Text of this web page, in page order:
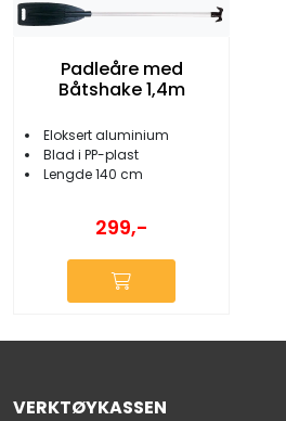
Padleåre med
Båtshake 1,4m
Eloksert aluminium
Blad i PP-plast
Lengde 140 cm
299,-
VERKTØYKASSEN